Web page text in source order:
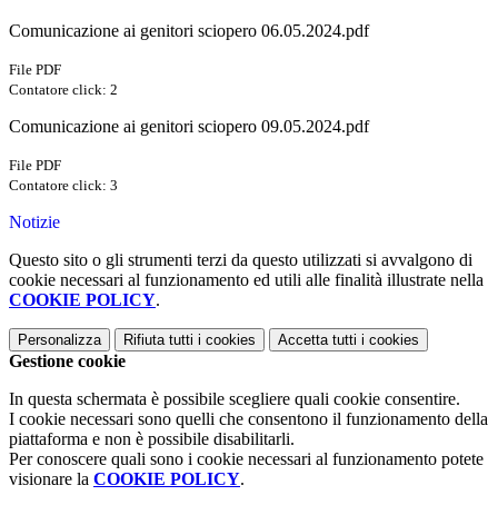
Comunicazione ai genitori sciopero 06.05.2024.pdf
File PDF
Contatore click: 2
Comunicazione ai genitori sciopero 09.05.2024.pdf
File PDF
Contatore click: 3
Notizie
Questo sito o gli strumenti terzi da questo utilizzati si avvalgono di
cookie necessari al funzionamento ed utili alle finalità illustrate nella
COOKIE POLICY.
Personalizza Rifiuta tutti i cookies Accetta tutti i cookies
Gestione cookie
In questa schermata è possibile scegliere quali cookie consentire.
I cookie necessari sono quelli che consentono il funzionamento della
piattaforma e non è possibile disabilitarli.
Per conoscere quali sono i cookie necessari al funzionamento potete
visionare la COOKIE POLICY.